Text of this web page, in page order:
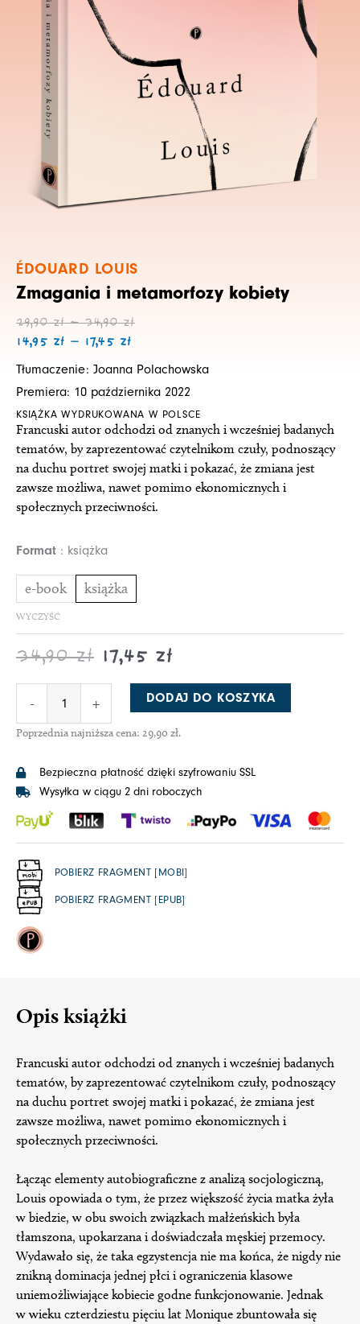
ÉDOUARD LOUIS
Zmagania i metamorfozy kobiety
29,90zł – 34,90złZakres
do
34,90 zł
14,95 zł – 17,45 zł
Zakres
do
17,45 zł
Tłumaczenie: Joanna Polachowska
Premiera: 10 października 2022
KSIĄŻKA WYDRUKOWANA W POLSCE
Francuski autor odchodzi od znanych i wcześniej badanych
tematów, by zaprezentować czytelnikom czuły, podnoszący
na duchu portret swojej matki i pokazać, że zmiana jest
zawsze możliwa, nawet pomimo ekonomicznych i
społecznych przeciwności.
Format książka
e-book książka
WYCZYŚĆ
34,90zł 17,45 zł
-
i
metamorfozy
kobiety
+ DODAJ DO KOSZYKA
Poprzednia najniższa cena: 29,90 zł.
Bezpieczna płatność dzięki szyfrowaniu SSL
Wysyłka w ciągu 2 dni roboczych
POBIERZ FRAGMENT [MOBI]
POBIERZ FRAGMENT [EPUB]
Opis książki
Francuski autor odchodzi od znanych i wcześniej badanych
tematów, by zaprezentować czytelnikom czuły, podnoszący
na duchu portret swojej matki i pokazać, że zmiana jest
zawsze możliwa, nawet pomimo ekonomicznych i
społecznych przeciwności.
Łącząc elementy autobiograficzne z analizą socjologiczną,
Louis opowiada o tym, że przez większość życia matka żyła
w biedzie, w obu swoich związkach małżeńskich była
tłamszona, upokarzana i doświadczała męskiej przemocy.
Wydawało się, że taka egzystencja nie ma końca, że nigdy nie
znikną dominacja jednej płci i ograniczenia klasowe
uniemożliwiające kobiecie godne funkcjonowanie. Jednak
w wieku czterdziestu pięciu lat Monique zbuntowała się